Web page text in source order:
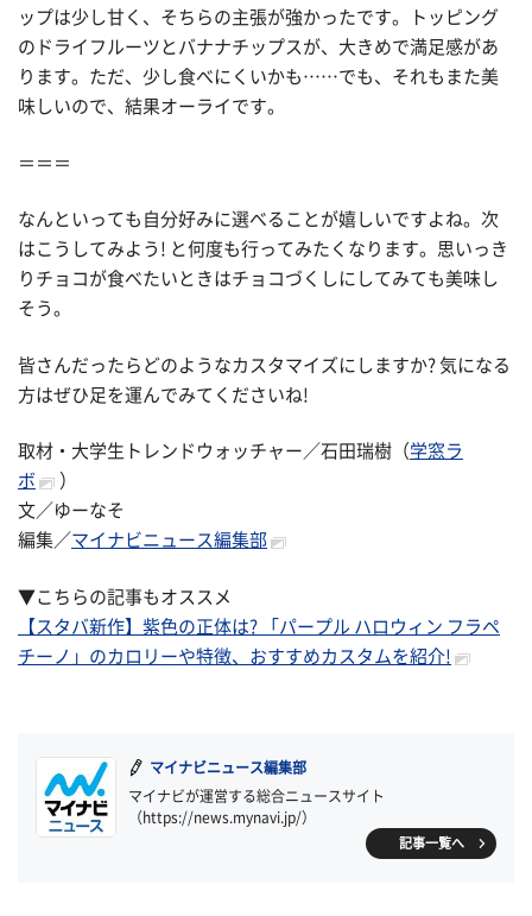
ップは少し甘く、そちらの主張が強かったです。トッピング
のドライフルーツとバナナチップスが、大きめで満足感があ
ります。ただ、少し食べにくいかも……でも、それもまた美
味しいので、結果オーライです。
＝＝＝
なんといっても自分好みに選べることが嬉しいですよね。次
はこうしてみよう! と何度も行ってみたくなります。思いっき
りチョコが食べたいときはチョコづくしにしてみても美味し
そう。
皆さんだったらどのようなカスタマイズにしますか? 気になる
方はぜひ足を運んでみてくださいね!
取材・大学生トレンドウォッチャー／石田瑞樹（ 学窓ラ
ボ
）
文／ゆーなそ
編集／ マイナビニュース編集部
▼こちらの記事もオススメ
【スタバ新作】紫色の正体は? 「パープル ハロウィン フラペ
チーノ」のカロリーや特徴、おすすめカスタムを紹介!
マイナビニュース編集部
マイナビが運営する総合ニュースサイト
（https://news.mynavi.jp/）
記事一覧へ